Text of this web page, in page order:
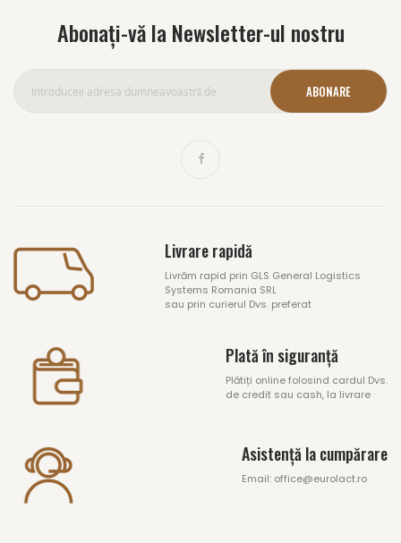
Abonați-vă la Newsletter-ul nostru
ABONARE
Livrare rapidă
Livrăm rapid prin GLS General Logistics
Systems Romania SRL
sau prin curierul Dvs. preferat
Plată în siguranță
Plătiți online folosind cardul Dvs.
de credit sau cash, la livrare
Asistență la cumpărare
Email: office@eurolact.ro